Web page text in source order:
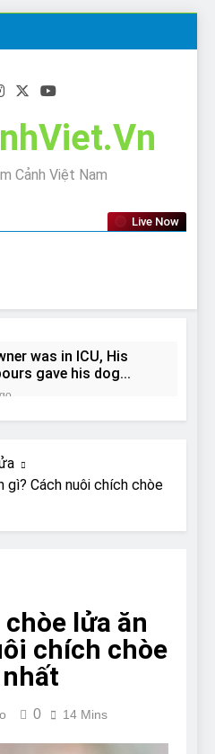
Cảnh Việt Nam
Live Now
was in ICU, His
gave his dog
Bulldogs Snore?
to Minimize It!
Fart? Yes! And
Stop It!
Guide to What
Can (and can’t) Eat
to Treat It
gì? Cách nuôi chích chòe
lửa ăn
chích chòe
0 14 Mins